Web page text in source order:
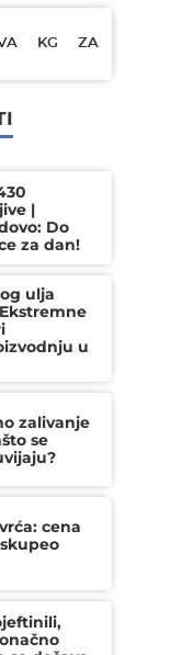
KG ZA
|
Do
za dan!
ulja
u
zalivanje
se
cena